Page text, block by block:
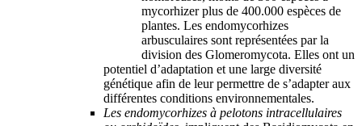
mycorhizer plus de 400.000 espèces de
plantes. Les endomycorhizes
arbusculaires sont représentées par la
division des Glomeromycota. Elles ont un
potentiel d’adaptation et une large diversité
génétique afin de leur permettre de s’adapter aux
différentes conditions environnementales.
Les endomycorhizes à pelotons intracellulaires